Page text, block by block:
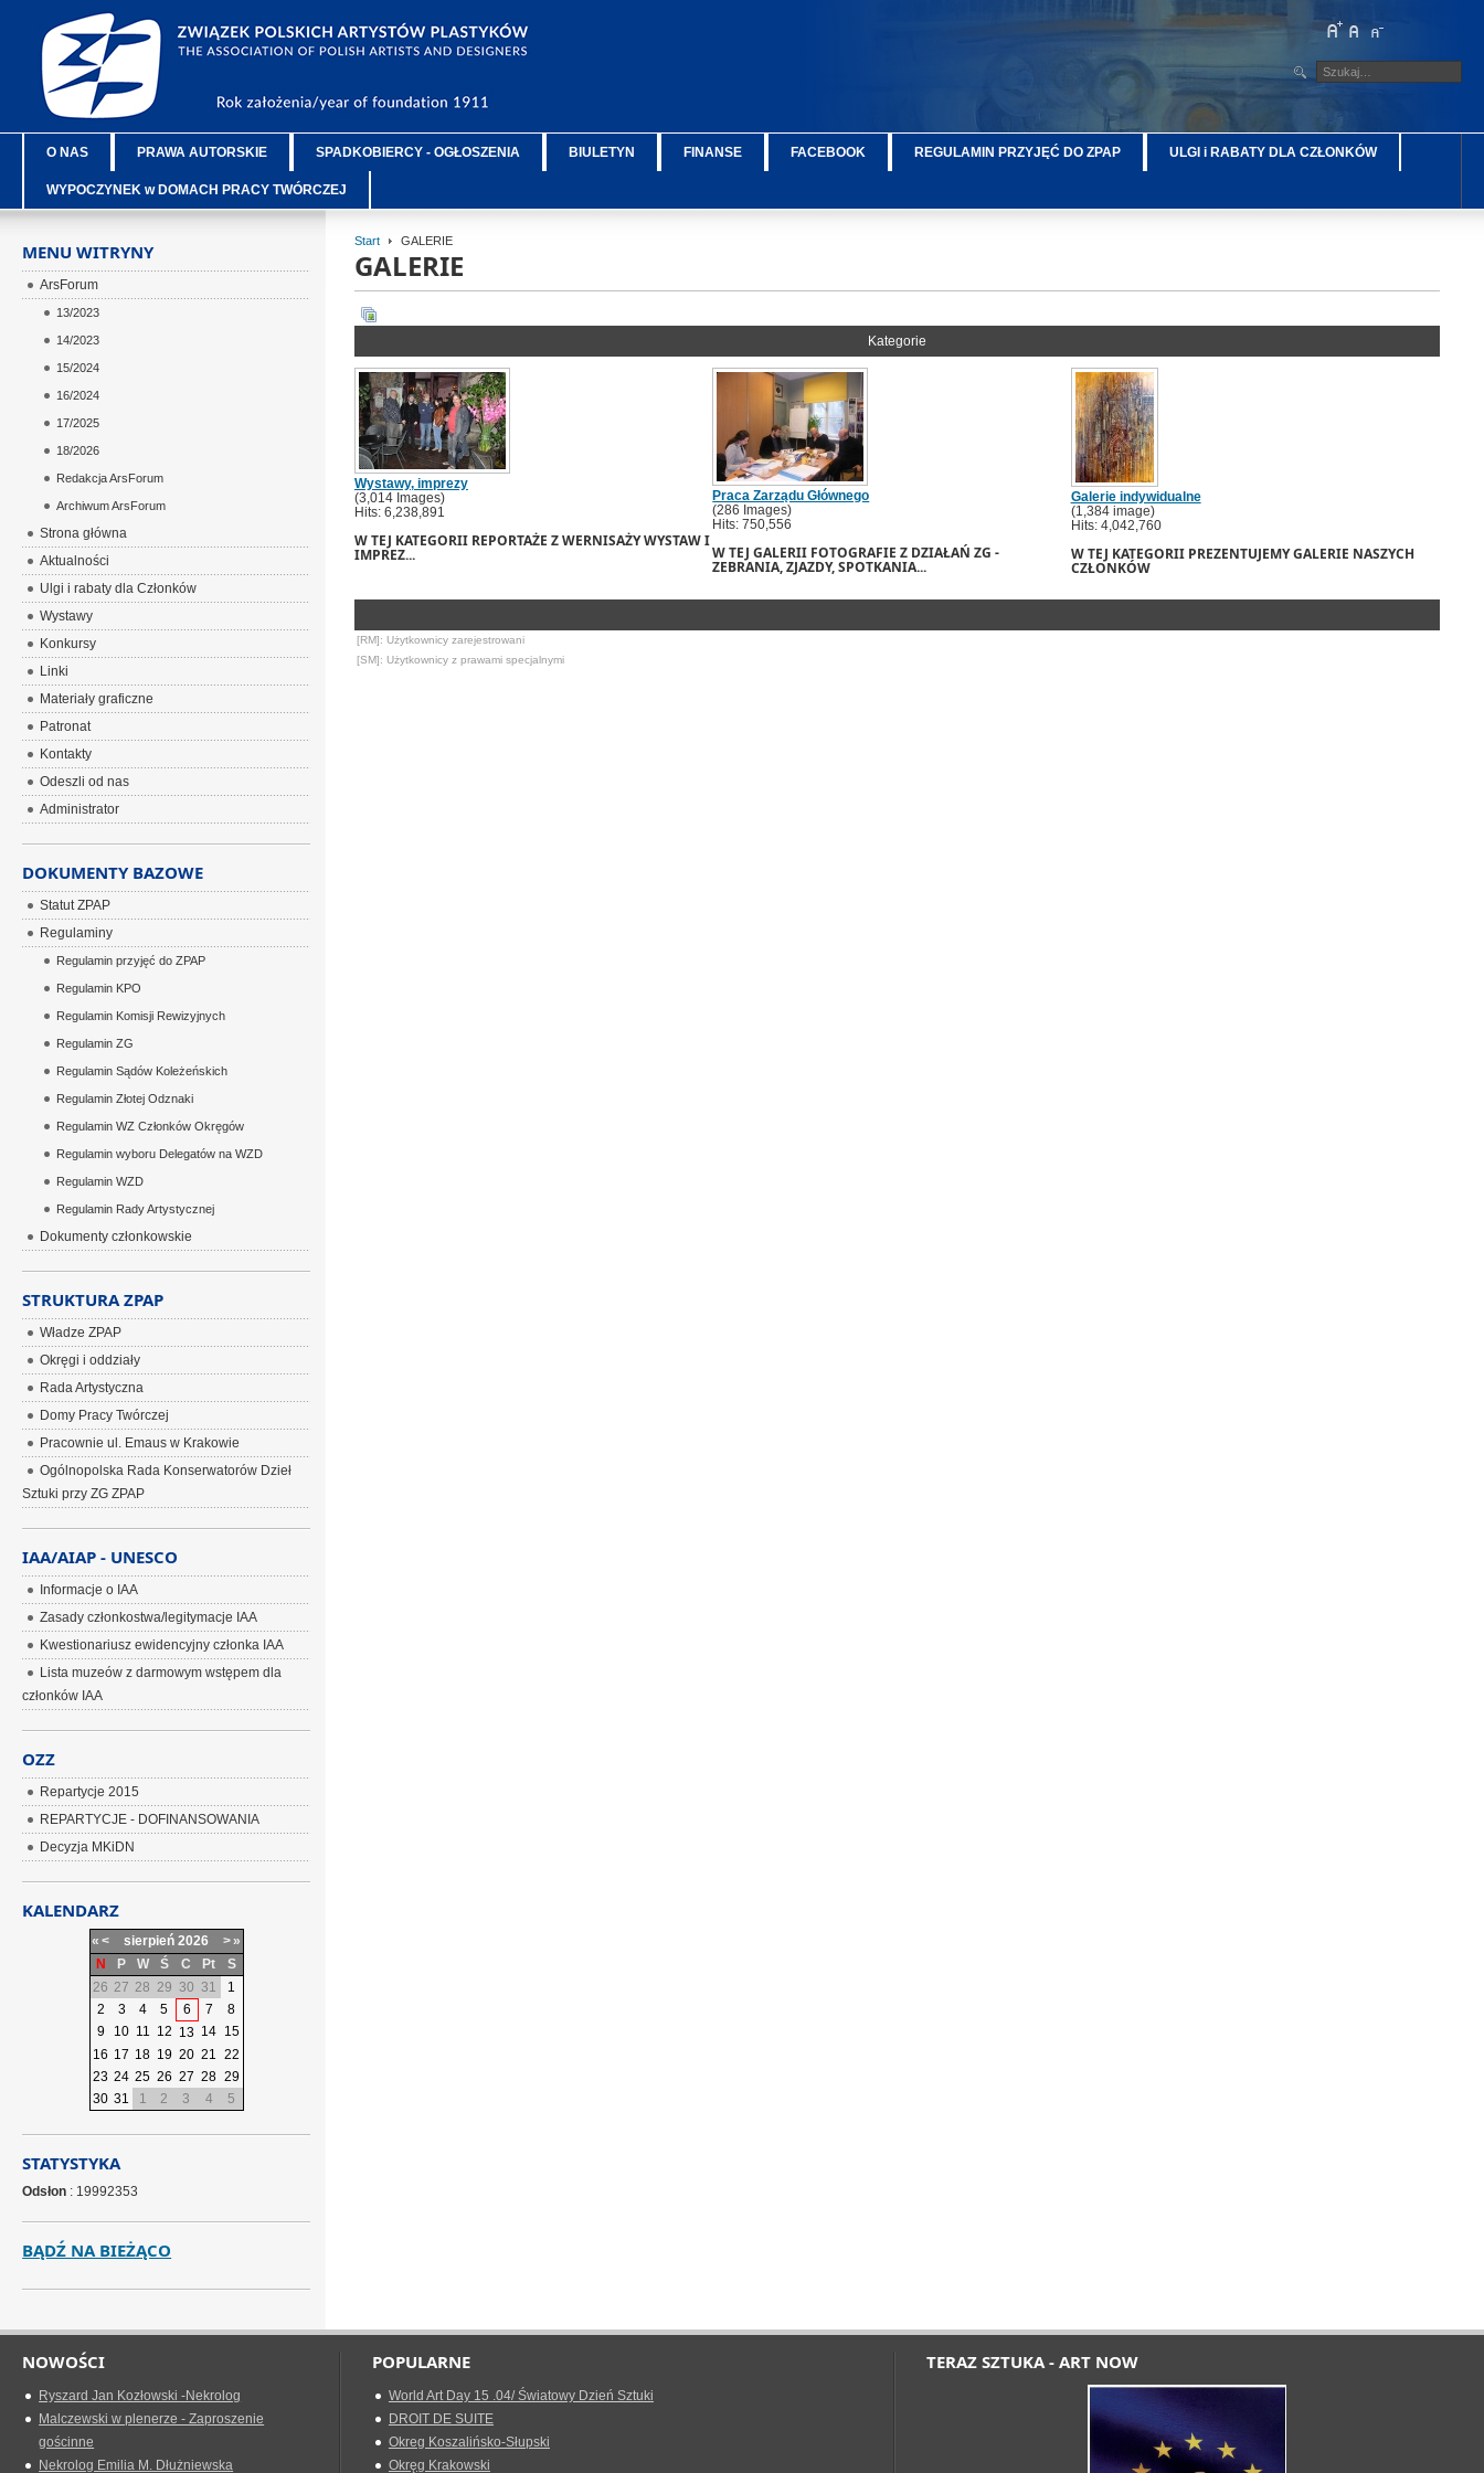
O NAS PRAWA AUTORSKIE SPADKOBIERCY - OGŁOSZENIA BIULETYN FINANSE FACEBOOK REGULAMIN PRZYJĘĆ DO ZPAP ULGI i RABATY DLA CZŁONKÓW
WYPOCZYNEK w DOMACH PRACY TWÓRCZEJ
Start GALERIE
GALERIE
Kategorie
Wystawy, imprezy
(3,014 Images)
Hits: 6,238,891
W TEJ KATEGORII REPORTAŻE Z WERNISAŻY WYSTAW I
IMPREZ...
Praca Zarządu Głównego
(286 Images)
Hits: 750,556
W TEJ GALERII FOTOGRAFIE Z DZIAŁAŃ ZG -
ZEBRANIA, ZJAZDY, SPOTKANIA...
Galerie indywidualne
(1,384 image)
Hits: 4,042,760
W TEJ KATEGORII PREZENTUJEMY GALERIE NASZYCH
CZŁONKÓW
[RM]: Użytkownicy zarejestrowani
[SM]: Użytkownicy z prawami specjalnymi
MENU WITRYNY
ArsForum
13/2023
14/2023
15/2024
16/2024
17/2025
18/2026
Redakcja ArsForum
Archiwum ArsForum
Strona główna
Aktualności
Ulgi i rabaty dla Członków
Wystawy
Konkursy
Linki
Materiały graficzne
Patronat
Kontakty
Odeszli od nas
Administrator
DOKUMENTY BAZOWE
Statut ZPAP
Regulaminy
Regulamin przyjęć do ZPAP
Regulamin KPO
Regulamin Komisji Rewizyjnych
Regulamin ZG
Regulamin Sądów Koleżeńskich
Regulamin Złotej Odznaki
Regulamin WZ Członków Okręgów
Regulamin wyboru Delegatów na WZD
Regulamin WZD
Regulamin Rady Artystycznej
Dokumenty członkowskie
STRUKTURA ZPAP
Władze ZPAP
Okręgi i oddziały
Rada Artystyczna
Domy Pracy Twórczej
Pracownie ul. Emaus w Krakowie
Ogólnopolska Rada Konserwatorów Dzieł
Sztuki przy ZG ZPAP
IAA/AIAP - UNESCO
Informacje o IAA
Zasady członkostwa/legitymacje IAA
Kwestionariusz ewidencyjny członka IAA
Lista muzeów z darmowym wstępem dla
członków IAA
OZZ
Repartycje 2015
REPARTYCJE - DOFINANSOWANIA
Decyzja MKiDN
KALENDARZ
« < sierpień 2026 >»
N
P W Ś C Pt
S
26 27 28 29 30 31
1
2
3 4 5 6 7
8
9
10 11 12 13 14 15
16 17 18 19 20 21 22
23 24 25 26 27 28 29
30 31 1 2 3 4 5
STATYSTYKA
Odsłon : 19992353
BĄDŹ NA BIEŻĄCO
NOWOŚCI
Ryszard Jan Kozłowski -Nekrolog
Malczewski w plenerze - Zaproszenie
gościnne
Nekrolog Emilia M. Dłużniewska
POPULARNE
World Art Day 15 .04/ Światowy Dzień Sztuki
DROIT DE SUITE
Okreg Koszalińsko-Słupski
Okręg Krakowski
TERAZ SZTUKA - ART NOW